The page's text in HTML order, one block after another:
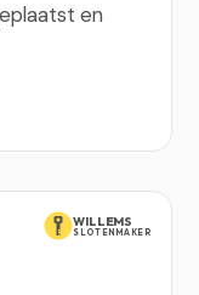
en
WILLEMS
SLOTENMAKER